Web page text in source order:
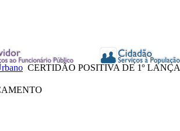
CERTIDÃO POSITIVA DE 1º